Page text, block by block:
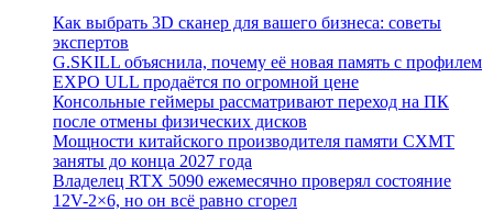
Как выбрать 3D сканер для вашего бизнеса: советы
экспертов
G.SKILL объяснила, почему её новая память с профилем
EXPO ULL продаётся по огромной цене
Консольные геймеры рассматривают переход на ПК
после отмены физических дисков
Мощности китайского производителя памяти CXMT
заняты до конца 2027 года
Владелец RTX 5090 ежемесячно проверял состояние
12V-2×6, но он всё равно сгорел